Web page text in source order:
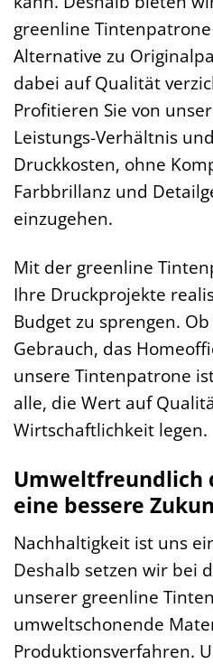
greenline
Alternative zu
dabei auf Qualität
Profitieren Sie von
Leistungs-Verhältnis
Druckkosten, ohne
Farbbrillanz und
einzugehen.
Mit der greenline
Ihre Druckprojekte
Budget zu sprengen.
Gebrauch, das
unsere Tintenpatrone
alle, die Wert auf
Wirtschaftlichkeit legen.
Umweltfreundlich
eine bessere
Nachhaltigkeit ist uns
Deshalb setzen wir bei
unserer greenline
umweltschonende
Produktionsverfahren.